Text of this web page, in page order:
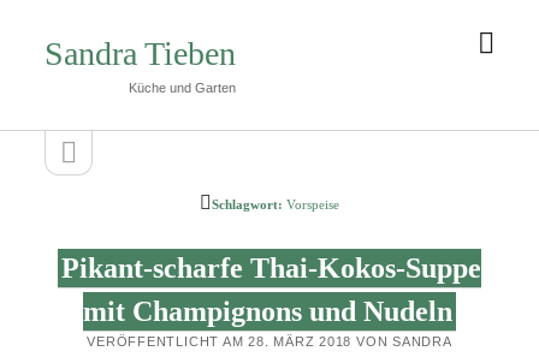
Sandra Tieben
Küche und Garten
Seitenleiste
Seitenleiste
öffnen
Schlagwort: Vorspeise
Pikant-scharfe Thai-Kokos-Suppe
mit Champignons und Nudeln
VERÖFFENTLICHT AM 28. MÄRZ 2018 VON SANDRA